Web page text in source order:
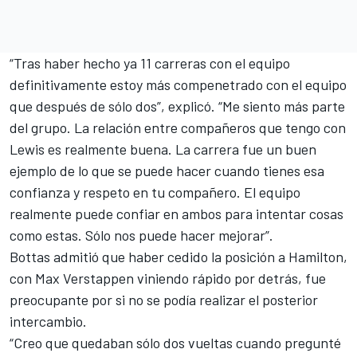
“Tras haber hecho ya 11 carreras con el equipo
definitivamente estoy más compenetrado con el equipo
que después de sólo dos”, explicó. “Me siento más parte
del grupo. La relación entre compañeros que tengo con
Lewis es realmente buena. La carrera fue un buen
ejemplo de lo que se puede hacer cuando tienes esa
confianza y respeto en tu compañero. El equipo
realmente puede confiar en ambos para intentar cosas
como estas. Sólo nos puede hacer mejorar”.
Bottas admitió que haber cedido la posición a Hamilton,
con Max Verstappen viniendo rápido por detrás, fue
preocupante por si no se podía realizar el posterior
intercambio.
“Creo que quedaban sólo dos vueltas cuando pregunté